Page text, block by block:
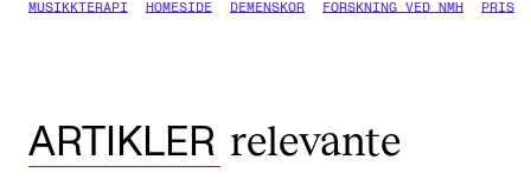
MUSIKKTERAPI HOMESIDE DEMENSKOR FORSKNING VED NMH PRIS
ARTIKLER relevante